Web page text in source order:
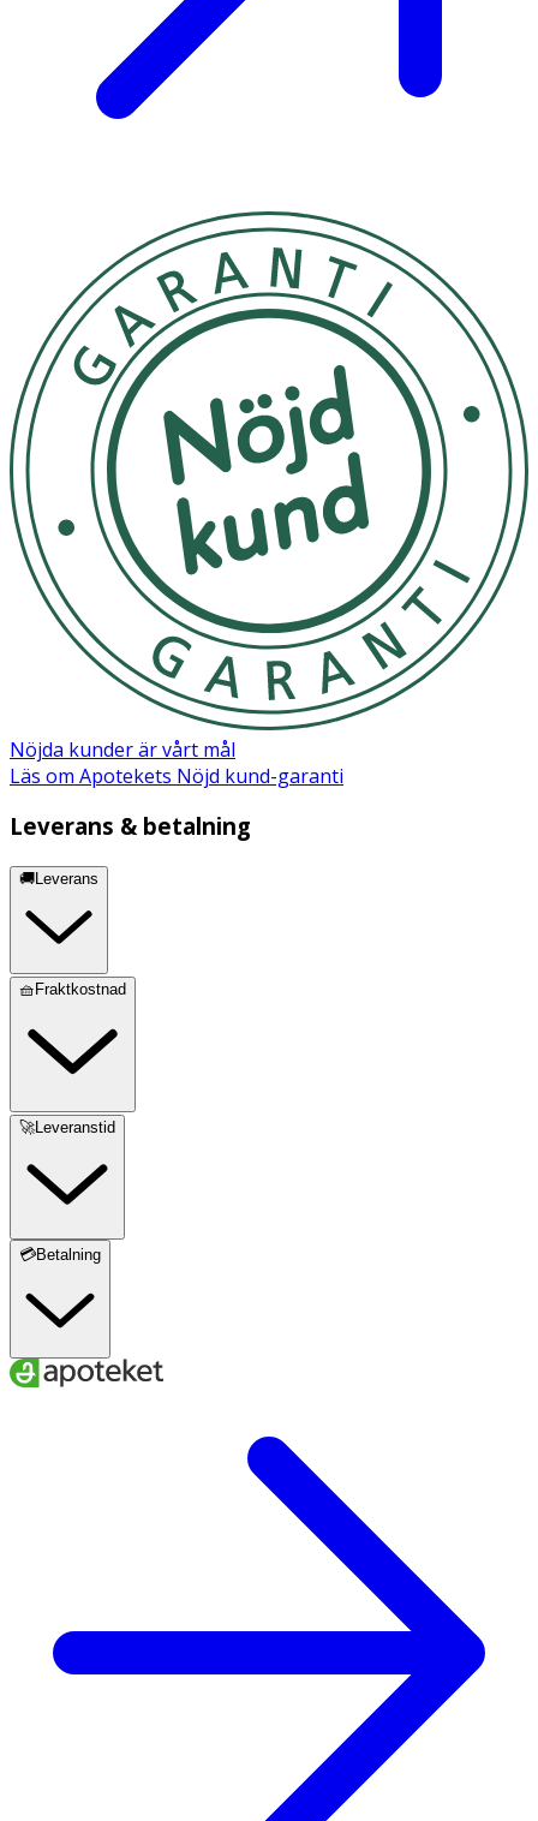
Nöjda kunder är vårt mål
Läs om Apotekets Nöjd kund-garanti
Leverans & betalning
🚚Leverans
🧺Fraktkostnad
🚀Leveranstid
💳Betalning